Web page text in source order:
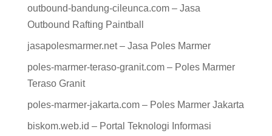
outbound-bandung-cileunca.com – Jasa
Outbound Rafting Paintball
jasapolesmarmer.net – Jasa Poles Marmer
poles-marmer-teraso-granit.com – Poles Marmer
Teraso Granit
poles-marmer-jakarta.com – Poles Marmer Jakarta
biskom.web.id – Portal Teknologi Informasi